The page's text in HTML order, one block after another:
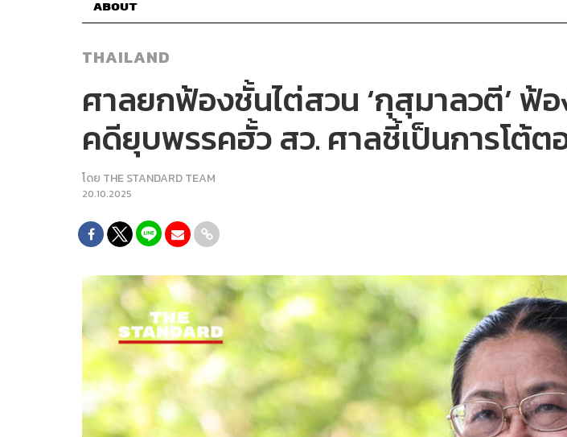
ABOUT
THAILAND
ศาลยกฟ้องชั้นไต่สวน ‘กุสุมาลวตี’ ฟ้
คดียุบพรรคฮั้ว สว. ศาลชี้เป็นการโต้
โดย THE STANDARD TEAM
20.10.2025